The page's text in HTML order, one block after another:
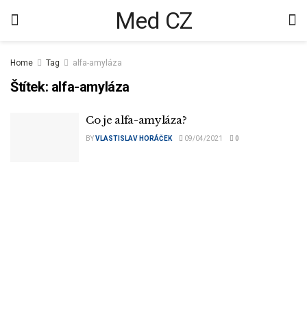
Med CZ
Home Tag alfa-amyláza
Štítek: alfa-amyláza
Co je alfa-amyláza?
BYVLASTISLAV HORÁČEK 09/04/2021 0